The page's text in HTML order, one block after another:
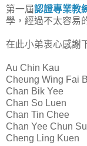
第一屆認證專業教
學，經過不太容易
在此小弟衷心感謝
Au Chin Kau
Cheung Wing Fai
Chan Bik Yee
Chan So Luen
Chan Tin Chee
Chan Yee Chun
Cheng Ling Kuen